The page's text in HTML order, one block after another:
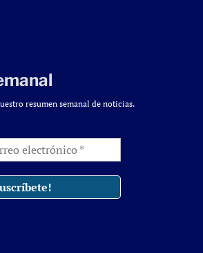
resumen semanal de noticias.